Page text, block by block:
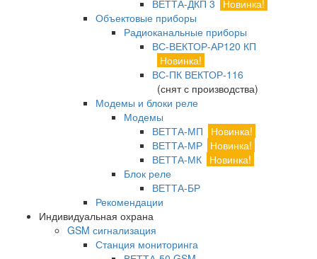
ВЕТТА-ДКП 3
Новинка!
Объектовые приборы
Радиоканальные приборы
ВС-ВЕКТОР-АР120 КП
Новинка!
ВС-ПК ВЕКТОР-116
(снят с производства)
Модемы и блоки реле
Модемы
ВЕТТА-МП
Новинка!
ВЕТТА-МР Новинка!
ВЕТТА-МК Новинка!
Блок реле
ВЕТТА-БР
Рекомендации
Индивидуальная охрана
GSM сигнализация
Станция мониторинга